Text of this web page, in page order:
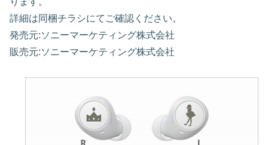
詳細は同梱チラシにてご確認ください。
発売元:ソニーマーケティング株式会社
販売元:ソニーマーケティング株式会社